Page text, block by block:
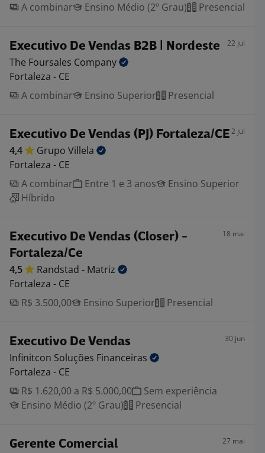
A combinar
Ensino Médio (2º Grau) Presencial
Executivo De Vendas B2B | Nordeste 22 jul
The Foursales Company
Fortaleza - CE
A combinar
Ensino Superior Presencial
Executivo De Vendas (PJ) Fortaleza/CE2 jul
4,4 Grupo Villela
Fortaleza - CE
A combinar
Entre 1 e 3 anos
Ensino Superior
Híbrido
Executivo De Vendas (Closer) -
Fortaleza/Ce
18 mai
4,5 Randstad - Matriz
Fortaleza - CE
R$ 3.500,00
Ensino Superior Presencial
Executivo De Vendas 30 jun
Infinitcon Soluções Financeiras
Fortaleza - CE
R$ 1.620,00 a R$ 5.000,00
Sem experiência
Ensino Médio (2º Grau)
Presencial
Gerente Comercial 27 mai